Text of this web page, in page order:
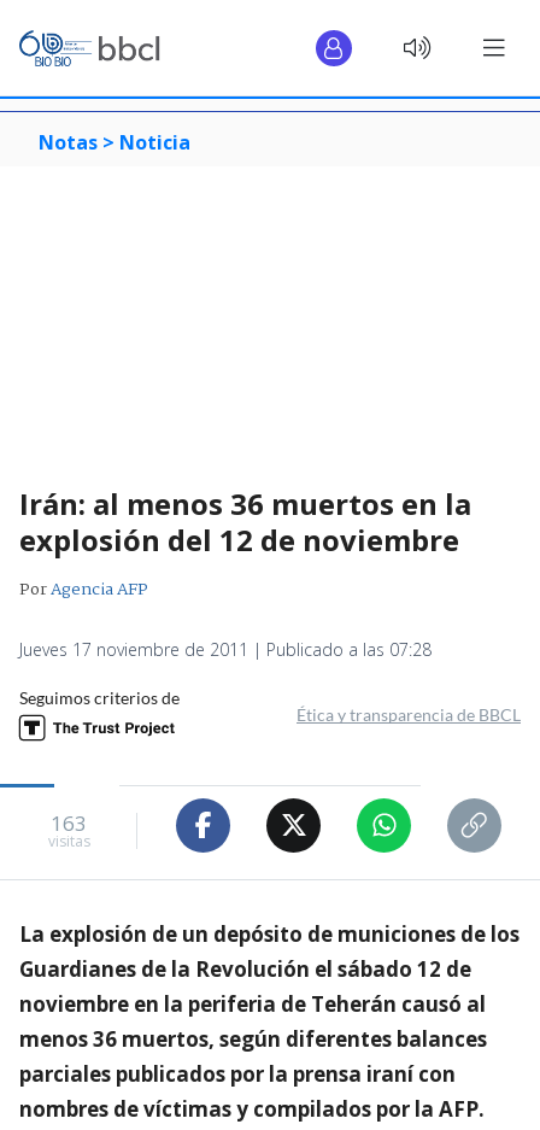
Notas > Noticia
Irán: al menos 36 muertos en la
explosión del 12 de noviembre
PorAgencia AFP
Jueves 17 noviembre de 2011 | Publicado a las 07:28
Seguimos criterios de
Ética y transparencia de BBCL
163
visitas
La explosión de un depósito de municiones de los
Guardianes de la Revolución el sábado 12 de
noviembre en la periferia de Teherán causó al
menos 36 muertos, según diferentes balances
parciales publicados por la prensa iraní con
nombres de víctimas y compilados por la AFP.